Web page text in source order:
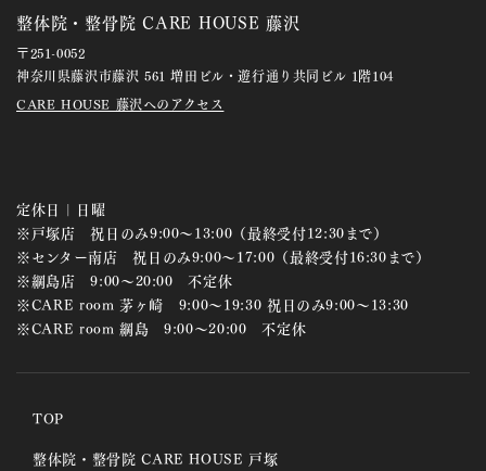
整体院・整骨院 CARE HOUSE 藤沢
〒251-0052
神奈川県藤沢市藤沢 561 増田ビル・遊行通り共同ビル 1階104
CARE HOUSE 藤沢へのアクセス
定休日 | 日曜
※戸塚店 祝日のみ9:00～13:00（最終受付12:30まで）
※センター南店 祝日のみ9:00～17:00（最終受付16:30まで）
※綱島店 9:00～20:00 不定休
※CARE room 茅ヶ崎 9:00～19:30 祝日のみ9:00～13:30
※CARE room 綱島 9:00～20:00 不定休
TOP
整体院・整骨院 CARE HOUSE 戸塚